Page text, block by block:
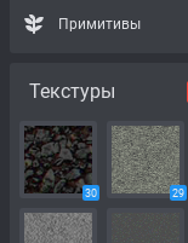
Примитивы
Текстуры
30 29